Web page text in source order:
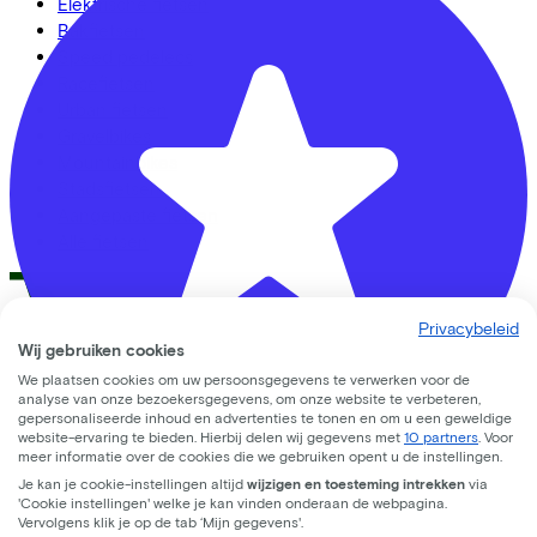
Rijwielhandel Van Hoeijen
Bakfietsen
Mountainbikes
Stadsfietsen
Aangepaste fietsen
LinkedIn Instagram
Nederlands
Back to top
© Lease a Bike. All Rights Reserved.
Privacy statement
Cookie statement
Privacybeleid
Wij gebruiken cookies
We plaatsen cookies om uw persoonsgegevens te verwerken voor de
analyse van onze bezoekersgegevens, om onze website te verbeteren,
gepersonaliseerde inhoud en advertenties te tonen en om u een geweldige
website-ervaring te bieden. Hierbij delen wij gegevens met 10 partners . Voor
meer informatie over de cookies die we gebruiken opent u de instellingen.
Je kan je cookie-instellingen altijd wijzigen en toesteming intrekken via
'Cookie instellingen' welke je kan vinden onderaan de webpagina.
Vervolgens klik je op de tab ‘Mijn gegevens'.